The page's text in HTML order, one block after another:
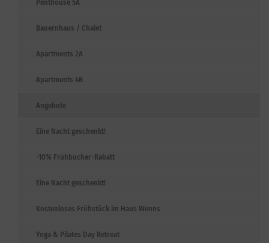
Penthouse 5A
Bauernhaus / Chalet
Apartments 2A
Apartments 4B
Angebote
Eine Nacht geschenkt!
-10% Frühbucher-Rabatt
Eine Nacht geschenkt!
Kostenloses Frühstück im Haus Wenns
Yoga & Pilates Day Retreat